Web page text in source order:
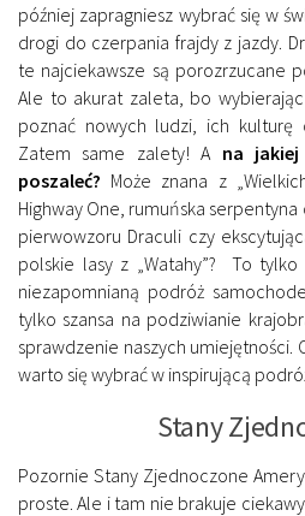
później zapragniesz wybrać się w
drogi do czerpania frajdy z jazdy.
te najciekawsze są porozrzucane
Ale to akurat zaleta, bo
poznać nowych ludzi, ich kulturę
Zatem same zalety! A na jakiej
poszaleć? Może znana z
Highway One, rumuńska
pierwowzoru Draculi czy
polskie lasy z „Watahy”? To
niezapomnianą podróż
tylko szansa na podziwianie
sprawdzenie naszych umiejętności.
warto się wybrać w inspirującą
Stany
Pozornie Stany Zjednoczone
proste. Ale i tam nie brakuje